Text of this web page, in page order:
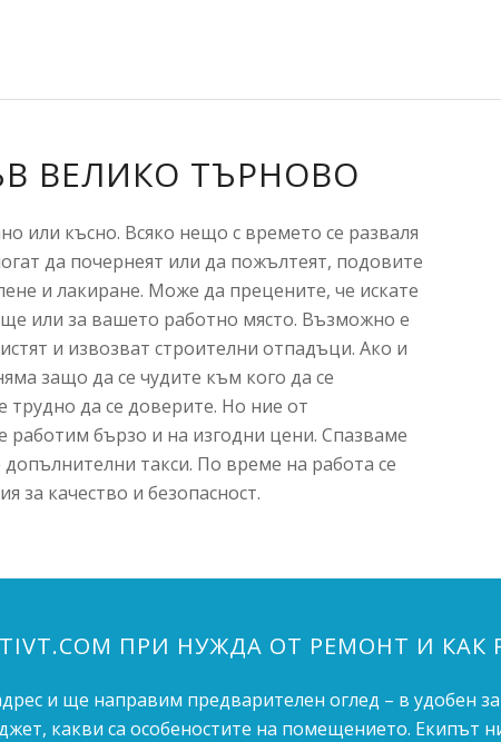
ВЕЛИКО ТЪРНОВО
или късно. Всяко нещо с времето се разваля
да почернеят или да пожълтеят, подовите
и лакиране. Може да прецените, че искате
или за вашето работно място. Възможно е
и извозват строителни отпадъци. Ако и
защо да се чудите към кого да се
да се доверите. Но ние от
работим бързо и на изгодни цени. Спазваме
такси. По време на работа се
за качество и безопасност.
ПРИ НУЖДА ОТ РЕМОНТ И
и ще направим предварителен оглед – в удобен
какви са особеностите на помещението. Екипът